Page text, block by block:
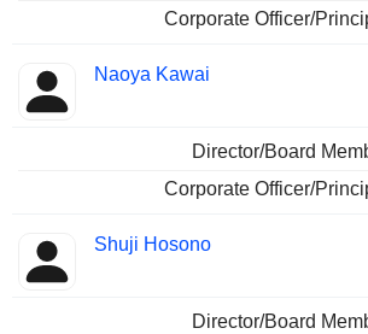
Corporate Officer/
Naoya Kawai
Director/Board
Corporate Officer/
Shuji Hosono
Director/Board